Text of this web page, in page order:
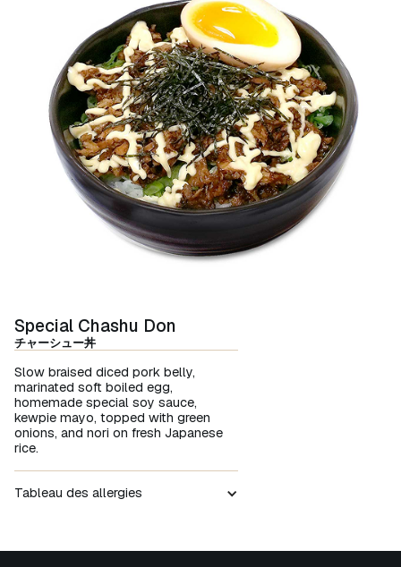
Special Chashu Don
チャーシュー丼
Slow braised diced pork belly,
marinated soft boiled egg,
homemade special soy sauce,
kewpie mayo, topped with green
onions, and nori on fresh Japanese
rice.
Tableau des allergies